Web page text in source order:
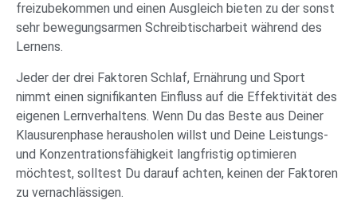
freizubekommen und einen Ausgleich bieten zu der sonst
sehr bewegungsarmen Schreibtischarbeit während des
Lernens.
Jeder der drei Faktoren Schlaf, Ernährung und Sport
nimmt einen signifikanten Einfluss auf die Effektivität des
eigenen Lernverhaltens. Wenn Du das Beste aus Deiner
Klausurenphase herausholen willst und Deine Leistungs-
und Konzentrationsfähigkeit langfristig optimieren
möchtest, solltest Du darauf achten, keinen der Faktoren
zu vernachlässigen.